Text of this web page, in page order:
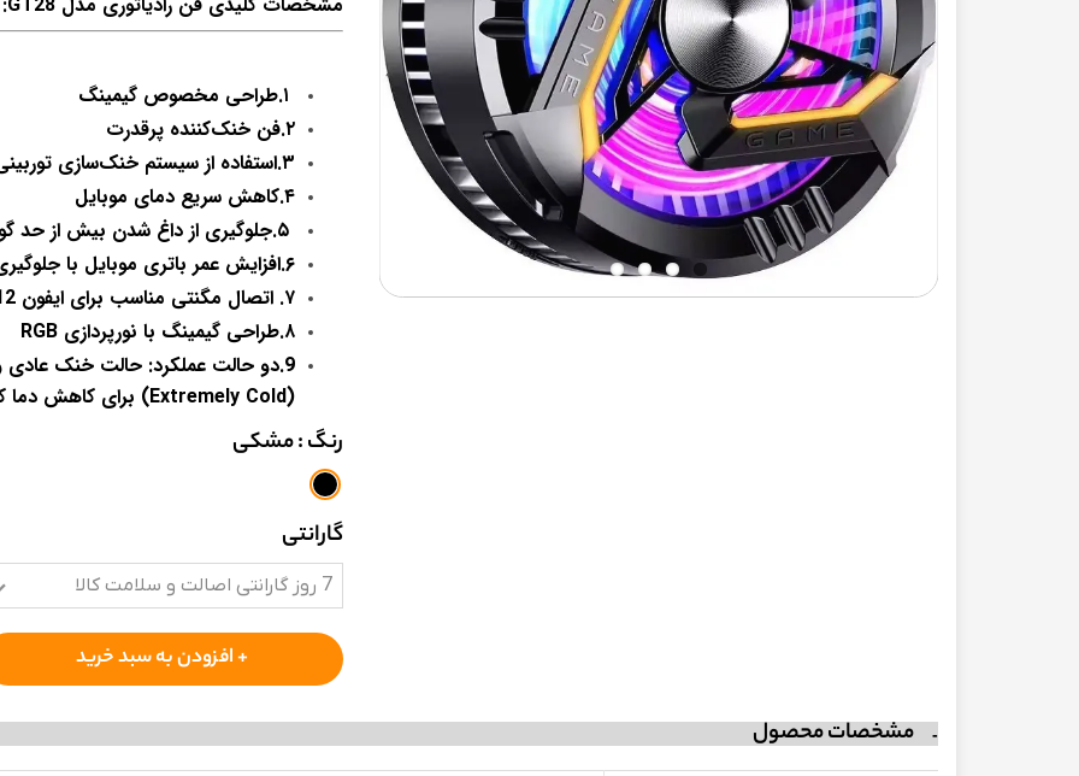
۲.فن خنک‌کننده پرقدرت
۳.استفاده از سیستم خنک‌سازی توربینی
۴.کاهش سریع دمای موبایل
۵.جلوگیری از داغ شدن بیش از حد گوشی
۶.افزایش عمر باتری موبایل با جلوگیری از حرارت زیاد
۷. اتصال مگنتی مناسب برای ایفون 12 به بالا…
۸.طراحی گیمینگ با نورپردازی RGB
9.دو حالت عملکرد: حالت خنک عادی
(Extremely Cold) برای کاهش دما کاملاً موثر
رنگ: مشکی
گارانتی
7 روز گارانتی اصالت و سلامت کالا
+ افزودن به سبد خرید
مشخصات محصول